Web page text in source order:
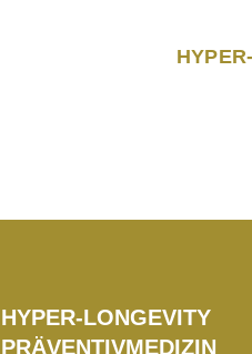
HYPER-LONGEVITY
PRÄVENTIVMEDIZIN